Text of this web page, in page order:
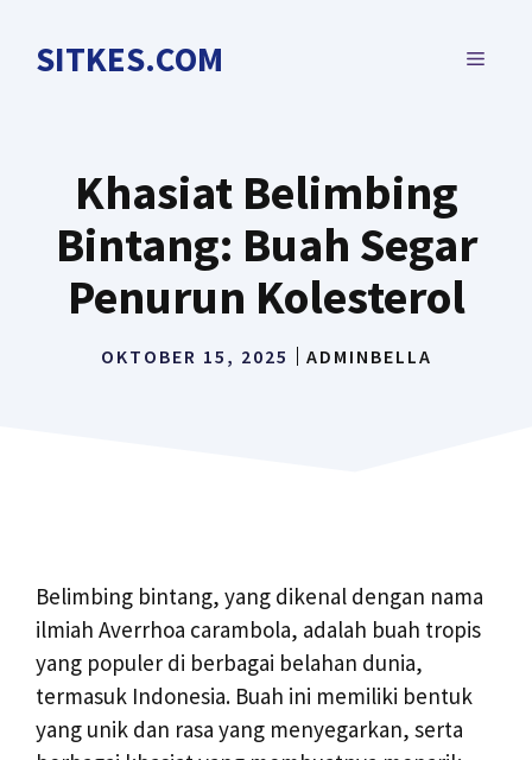
SITKES.COM MENU
Khasiat Belimbing
Bintang: Buah Segar
Penurun Kolesterol
OKTOBER 15, 2025 ADMINBELLA
Belimbing bintang, yang dikenal dengan nama
ilmiah Averrhoa carambola, adalah buah tropis
yang populer di berbagai belahan dunia,
termasuk Indonesia. Buah ini memiliki bentuk
yang unik dan rasa yang menyegarkan, serta